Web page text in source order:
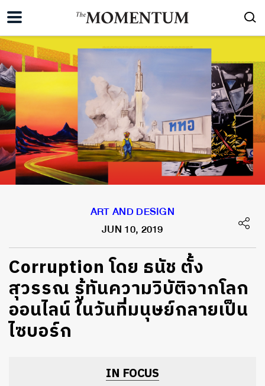
ART AND DESIGN
JUN 10, 2019
Corruption โดย ธนัช ตั้ง
สุวรรณ รู้ทันความวิบัติจากโลก
ออนไลน์ ในวันที่มนุษย์กลายเป็น
ไซบอร์ก
IN FOCUS